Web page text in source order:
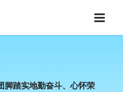
踏实地勤奋斗、心怀荣